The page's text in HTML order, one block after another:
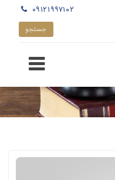
۰۹۱۲۱۹۹۷۱۰۲